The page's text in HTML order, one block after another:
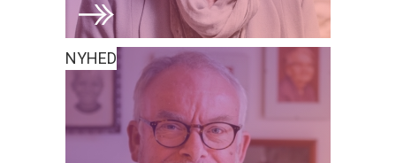
NYHED